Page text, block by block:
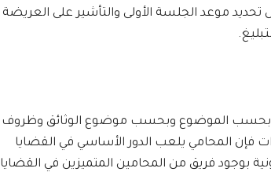
موعد الجلسة الأولى والتأشير على العريضة
بحسب الموضوع وبحسب موضوع الوثائق وظروف
فإن المحامي يلعب الدور الأساسي في القضايا
بوجود فريق من المحامين المتميزين في القضايا